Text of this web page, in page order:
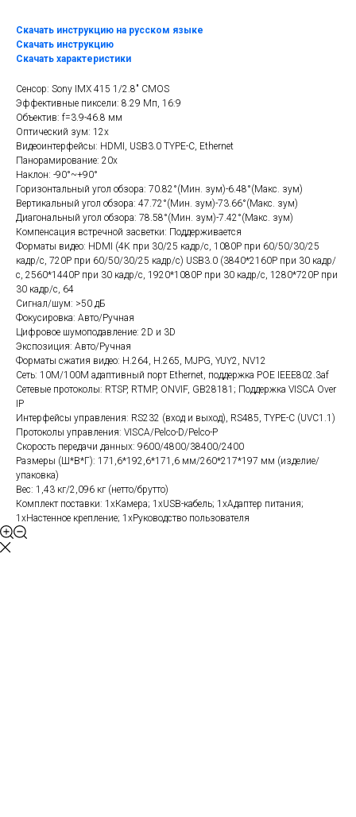
Скачать инструкцию на русском языке
Скачать инструкцию
Скачать характеристики
Сенсор: Sony IMX 415 1/2.8" CMOS
Эффективные пиксели: 8.29 Мп, 16:9
Объектив: f=3.9-46.8 мм
Оптический зум: 12х
Видеоинтерфейсы: HDMI, USB3.0 TYPE-C, Ethernet
Панорамирование: 20х
Наклон: -90°~+90°
Горизонтальный угол обзора: 70.82°(Мин. зум)-6.48°(Макс. зум)
Вертикальный угол обзора: 47.72°(Мин. зум)-73.66°(Макс. зум)
Диагональный угол обзора: 78.58°(Мин. зум)-7.42°(Макс. зум)
Компенсация встречной засветки: Поддерживается
Форматы видео: HDMI (4K при 30/25 кадр/с, 1080P при 60/50/30/25
кадр/с, 720P при 60/50/30/25 кадр/с) USB3.0 (3840*2160P при 30 кадр/
с, 2560*1440P при 30 кадр/с, 1920*1080P при 30 кадр/с, 1280*720P при
30 кадр/с, 64
Сигнал/шум: >50 дБ
Фокусировка: Авто/Ручная
Цифровое шумоподавление: 2D и 3D
Экспозиция: Авто/Ручная
Форматы сжатия видео: H.264, H.265, MJPG, YUY2, NV12
Сеть: 10M/100M адаптивный порт Ethernet, поддержка POE IEEE802.3af
Сетевые протоколы: RTSP, RTMP, ONVIF, GB28181; Поддержка VISCA Over
IP
Интерфейсы управления: RS232 (вход и выход), RS485, TYPE-C (UVC1.1)
Протоколы управления: VISCA/Pelco-D/Pelco-P
Скорость передачи данных: 9600/4800/38400/2400
Размеры (Ш*В*Г): 171,6*192,6*171,6 мм/260*217*197 мм (изделие/
упаковка)
Вес: 1,43 кг/2,096 кг (нетто/брутто)
Комплект поставки: 1xКамера; 1xUSB-кабель; 1xАдаптер питания;
1xНастенное крепление; 1xРуководство пользователя